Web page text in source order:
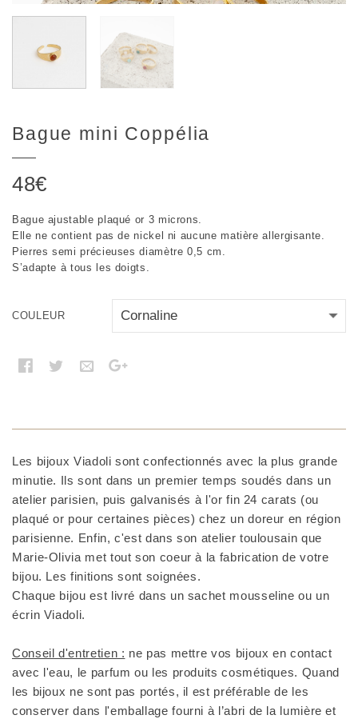
Bague mini Coppélia
48€
Bague ajustable plaqué or 3 microns.
Elle ne contient pas de nickel ni aucune matière allergisante.
Pierres semi précieuses diamètre 0,5 cm.
S’adapte à tous les doigts.
COULEUR
Les bijoux Viadoli sont confectionnés avec la plus grande
minutie. Ils sont dans un premier temps soudés dans un
atelier parisien, puis galvanisés à l'or fin 24 carats (ou
plaqué or pour certaines pièces) chez un doreur en région
parisienne. Enfin, c'est dans son atelier toulousain que
Marie-Olivia met tout son coeur à la fabrication de votre
bijou. Les finitions sont soignées.
Chaque bijou est livré dans un sachet mousseline ou un
écrin Viadoli.
Conseil d'entretien : ne pas mettre vos bijoux en contact
avec l'eau, le parfum ou les produits cosmétiques. Quand
les bijoux ne sont pas portés, il est préférable de les
conserver dans l'emballage fourni à l’abri de la lumière et